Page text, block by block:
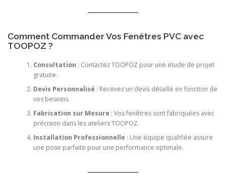
Comment Commander Vos Fenêtres PVC avec
TOOPOZ ?
Consultation : Contactez TOOPOZ pour une étude de projet
gratuite.
Devis Personnalisé : Recevez un devis détaillé en fonction de
vos besoins.
Fabrication sur Mesure : Vos fenêtres sont fabriquées avec
précision dans les ateliers TOOPOZ.
Installation Professionnelle : Une équipe qualifiée assure
une pose parfaite pour une performance optimale.